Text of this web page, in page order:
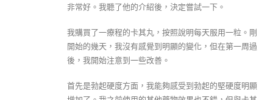
非常好。我聽了他的介紹後，決定嘗試一下。
我購買了一療程的卡其丸，按照說明每天服用一粒。剛
開始的幾天，我沒有感覺到明顯的變化，但在第一周過
後，我開始注意到一些改善。
首先是勃起硬度方面，我能夠感受到勃起的堅硬度明顯